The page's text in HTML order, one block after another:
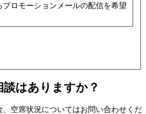
プロモーションメールの配信を希望
はありますか？
、空席状況についてはお問い合わせくだ